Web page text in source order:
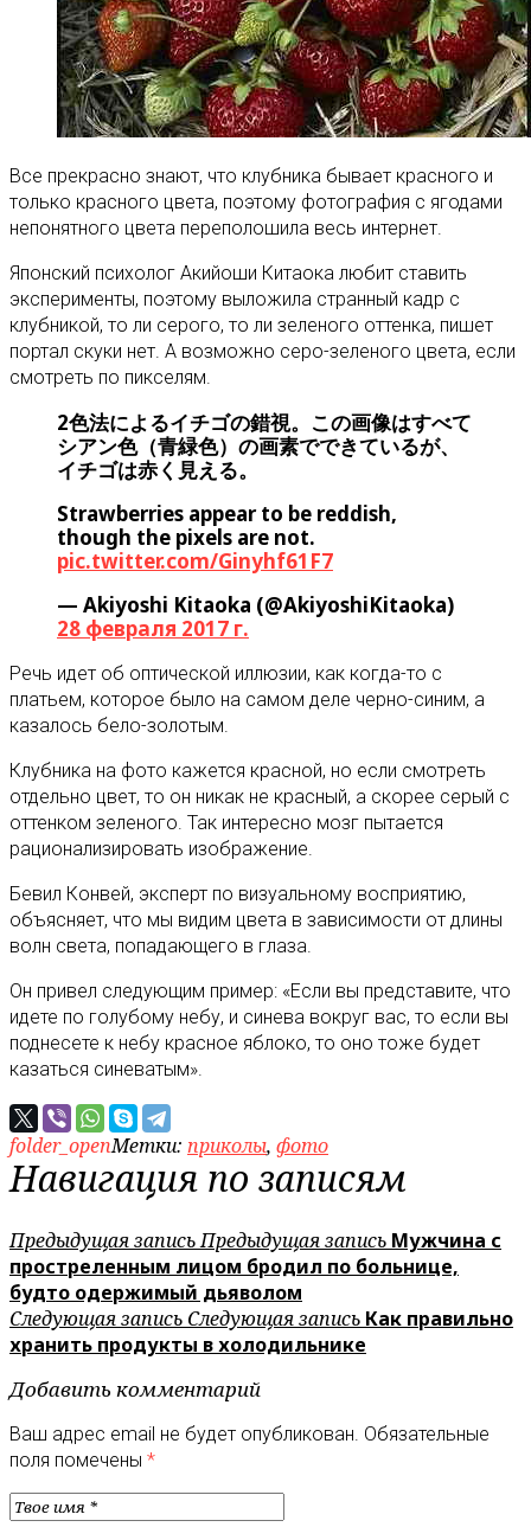
Все прекрасно знают, что клубника бывает красного и
только красного цвета, поэтому фотография с ягодами
непонятного цвета переполошила весь интернет.
Японский психолог Акийоши Китаока любит ставить
эксперименты, поэтому выложила странный кадр с
клубникой, то ли серого, то ли зеленого оттенка, пишет
портал скуки нет. А возможно серо-зеленого цвета, если
смотреть по пикселям.
2色法によるイチゴの錯視。この画像はすべて
シアン色（青緑色）の画素でできているが、
イチゴは赤く見える。
Strawberries appear to be reddish,
though the pixels are not.
pic.twitter.com/Ginyhf61F7
— Akiyoshi Kitaoka (@AkiyoshiKitaoka)
28 февраля 2017 г.
Речь идет об оптической иллюзии, как когда-то с
платьем, которое было на самом деле черно-синим, а
казалось бело-золотым.
Клубника на фото кажется красной, но если смотреть
отдельно цвет, то он никак не красный, а скорее серый с
оттенком зеленого. Так интересно мозг пытается
рационализировать изображение.
Бевил Конвей, эксперт по визуальному восприятию,
объясняет, что мы видим цвета в зависимости от длины
волн света, попадающего в глаза.
Он привел следующим пример: «Если вы представите, что
идете по голубому небу, и синева вокруг вас, то если вы
поднесете к небу красное яблоко, то оно тоже будет
казаться синеватым».
folder_openМетки: приколы, фото
Навигация по записям
Предыдущая записьПредыдущая запись Мужчина с
простреленным лицом бродил по больнице,
будто одержимый дьяволом
Следующая запись Следующая запись Как правильно
хранить продукты в холодильнике
Добавить комментарий
Ваш адрес email не будет опубликован. Обязательные
поля помечены *